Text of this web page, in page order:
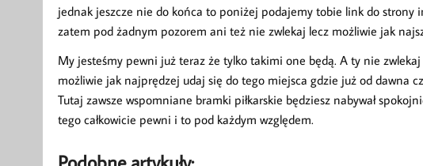
jednak jeszcze nie do końca to poniżej podajemy tobie link do
zatem pod żadnym pozorem ani też nie zwlekaj lecz możliwie jak
My jesteśmy pewni już teraz że tylko takimi one będą. A ty nie
możliwie jak najprędzej udaj się do tego miejsca gdzie już od dawna
Tutaj zawsze wspomniane bramki piłkarskie będziesz nabywał
tego całkowicie pewni i to pod każdym względem.